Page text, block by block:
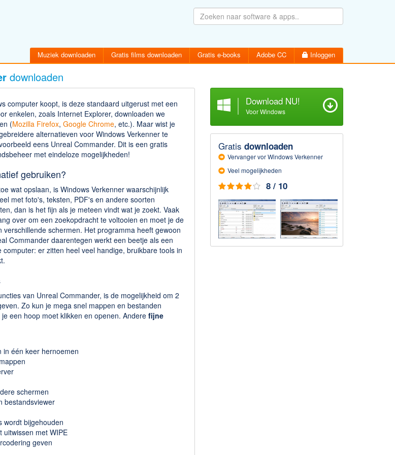
Muziek downloaden Gratis films downloaden Gratis e-books Adobe CC Inloggen
Wachtwoord vergeten
Activatiemail hersturen
Account aanmaken
downloaden
Download NU!
Voor Windows
Gratis downloaden
Vervanger vor Windows Verkenner
Veel mogelijk­heden
8 / 10
computer koopt, is deze standaard uitgerust met een
enkelen, zoals Internet Explorer, downloaden we
(Mozilla Firefox, Google Chrome, etc.). Maar wist je
alternatieven voor Windows Verkenner te
eens Unreal Commander. Dit is een gratis
met eindeloze mogelijkheden!
gebruiken?
wat opslaan, is Windows Verkenner waarschijnlijk
met foto's, teksten, PDF's en andere soorten
dan is het fijn als je meteen vindt wat je zoekt. Vaak
over om een zoekopdracht te voltooien en moet je de
verschillende schermen. Het programma heeft gewoon
Commander daarentegen werkt een beetje als een
computer: er zitten heel veel handige, bruikbare tools in
van Unreal Commander, is de mogelijkheid om 2
Zo kun je mega snel mappen en bestanden
een hoop moet klikken en openen. Andere fijne
in één keer hernoemen
schermen
bestandsviewer
wordt bijgehouden
uitwissen met WIPE
geven